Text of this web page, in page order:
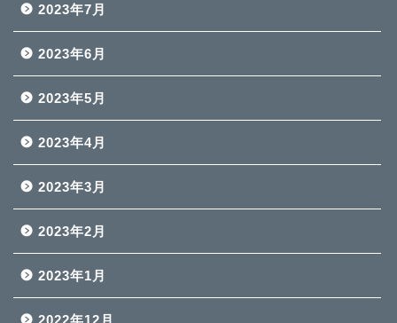
2023年7月
2023年6月
2023年5月
2023年4月
2023年3月
2023年2月
2023年1月
2022年12月